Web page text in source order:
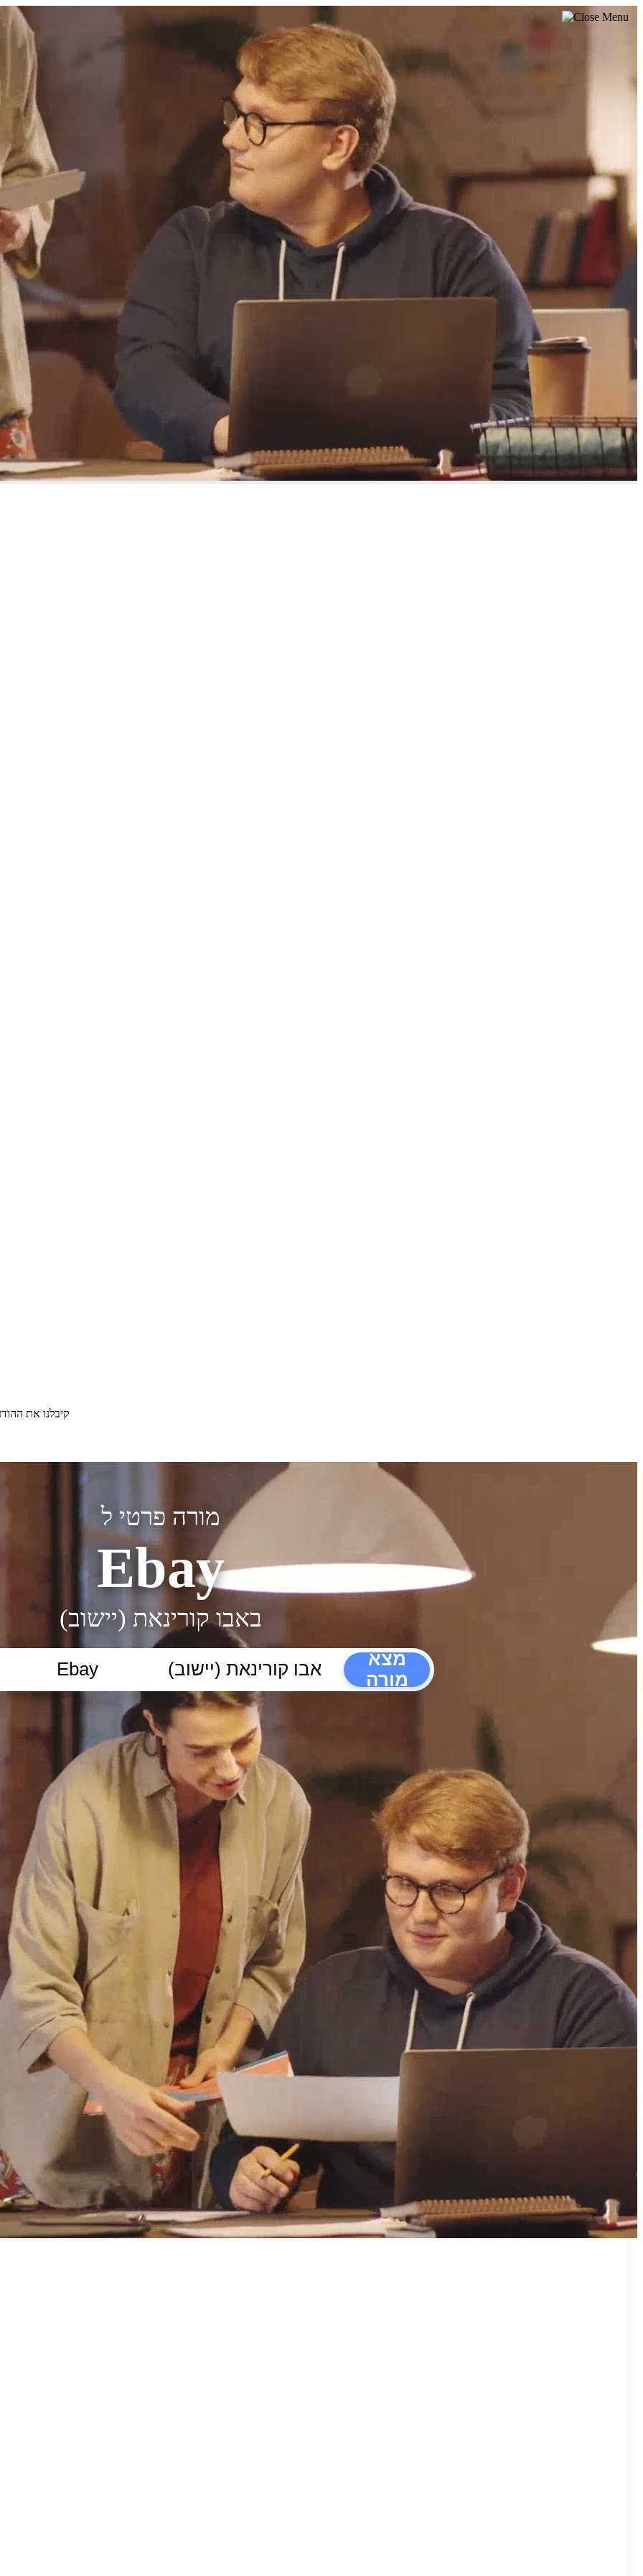
קיבלנו את
מורה פרטי ל
Ebay
באבו קורינאת (יישוב)
מצא
מורה
ללמוד אונליין
ללמוד
פרונטלי
תיכון השכלה גבוהה הפרעות קשב וריכוז
כלי סינון
₪50
מאמן פרטי